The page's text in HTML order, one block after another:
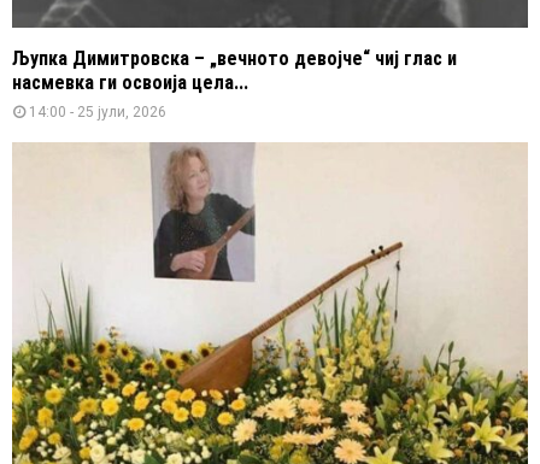
Љупка Димитровска – „вечното девојче“ чиј глас и
насмевка ги освоија цела...
14:00 - 25 јули, 2026